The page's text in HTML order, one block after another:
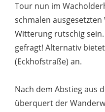
Tour nun im
schmalen
Witterung rutschig
gefragt! Alternativ
(Eckhofstraße) an.
Nach dem Abstieg aus
überquert der